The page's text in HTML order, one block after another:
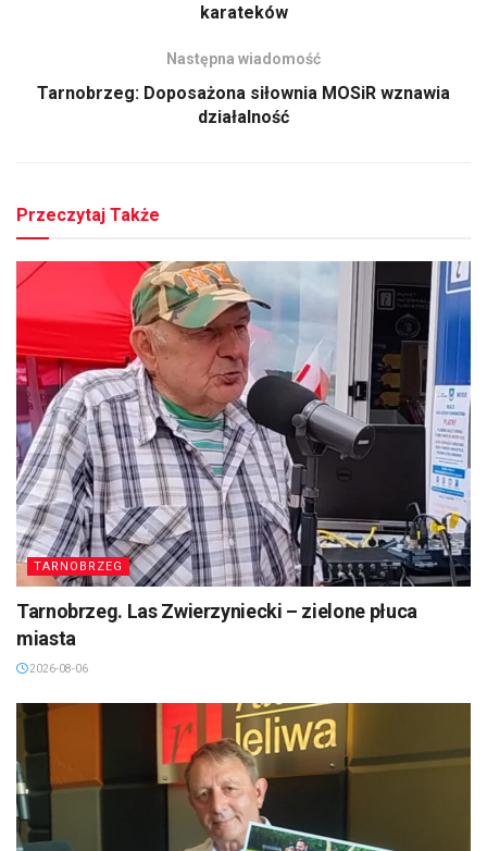
karateków
Następna wiadomość
Tarnobrzeg: Doposażona siłownia MOSiR wznawia
działalność
Przeczytaj Także
TARNOBRZEG
Tarnobrzeg. Las Zwierzyniecki – zielone płuca
miasta
2026-08-06